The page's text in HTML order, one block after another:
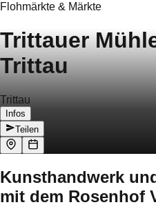
Flohmärkte & Märkte
Trittauer
Trittau
Trittau
Infos
Teilen
Kunsthandwerk
mit dem Rosenhof